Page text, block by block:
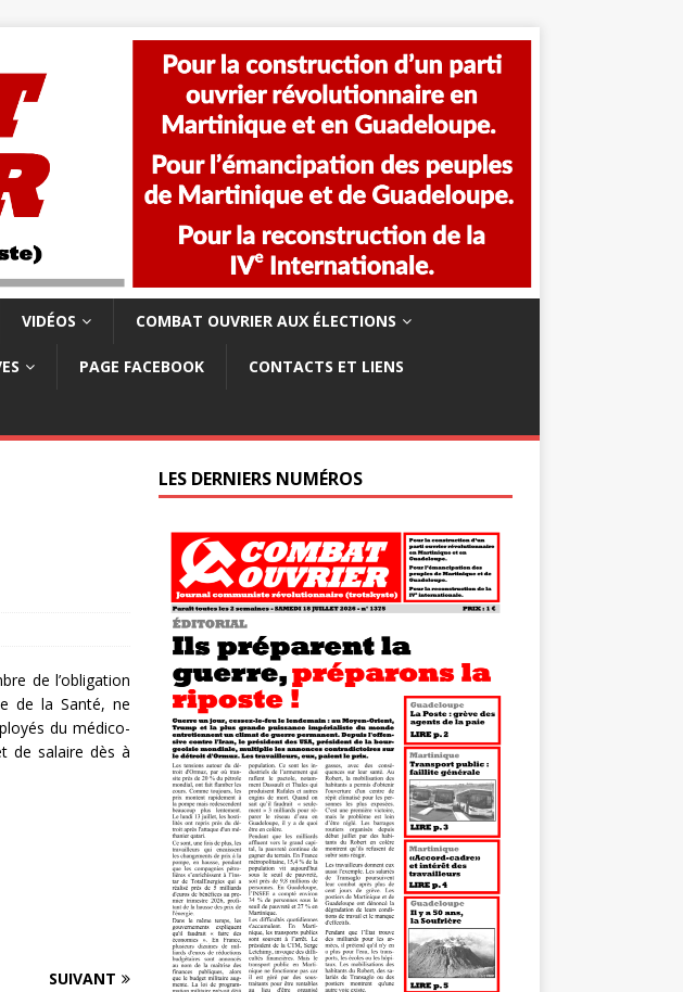
VIDÉOS COMBAT OUVRIER AUX ÉLECTIONS
PAGE FACEBOOK CONTACTS ET LIENS
de l’obligation
de la Santé, ne
du médico-
de salaire dès à
SUIVANT
LES DERNIERS NUMÉROS